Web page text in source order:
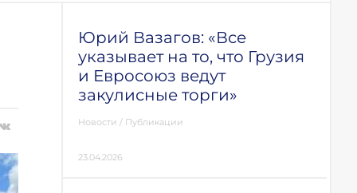
Юрий Вазагов: «Все
указывает на то, что Грузия
и Евросоюз ведут
закулисные торги»
Новости / Публикации
23.04.2026